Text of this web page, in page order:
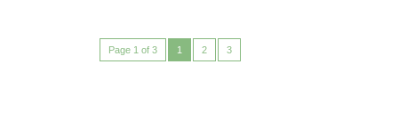
Page 1 of 3 1 2 3